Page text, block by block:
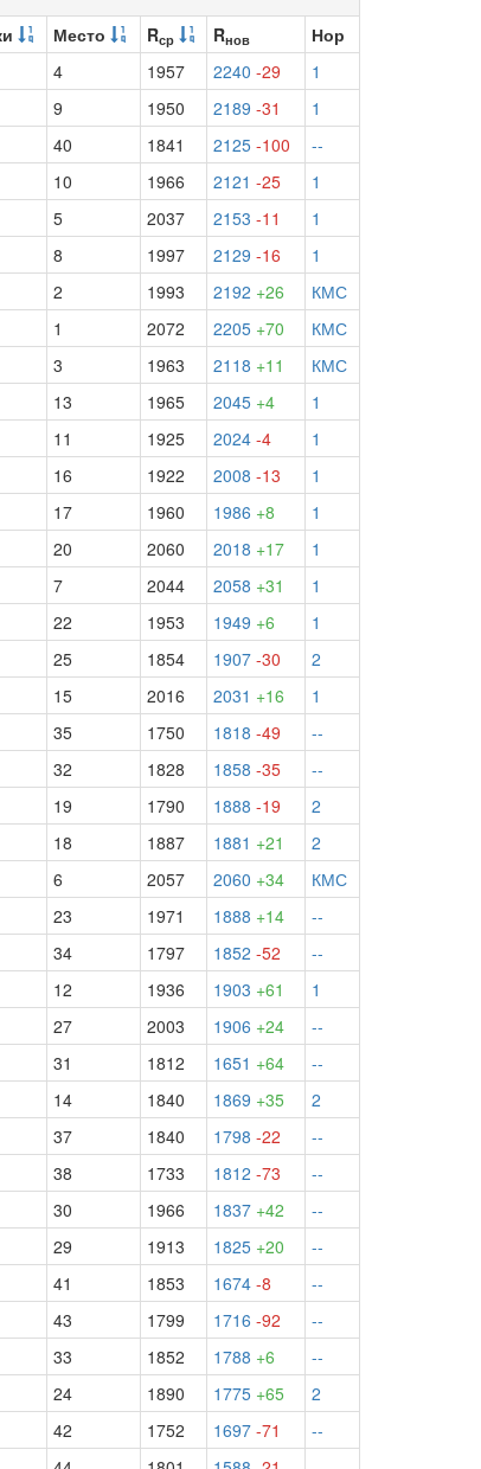
Место Rср Rнов
Нор
4 1957 2240 -29
1
9 1950 2189 -31
1
40 1841 2125 -100
--
10 1966 2121 -25
1
5 2037 2153 -11
1
8 1997 2129 -16
1
2 1993 2192 +26
КМС
1 2072 2205 +70
КМС
3 1963 2118 +11
КМС
13 1965 2045 +4
1
11 1925 2024 -4
1
16 1922 2008 -13
1
17 1960 1986 +8
1
20 2060 2018 +17
1
7 2044 2058 +31
1
22 1953 1949 +6
1
25 1854 1907 -30
2
15 2016 2031 +16
1
35 1750 1818 -49
--
32 1828 1858 -35
--
19 1790 1888 -19
2
18 1887 1881 +21
2
6 2057 2060 +34
КМС
23 1971 1888 +14
--
34 1797 1852 -52
--
12 1936 1903 +61
1
27 2003 1906 +24
--
31 1812 1651 +64
--
14 1840 1869 +35
2
37 1840 1798 -22
--
38 1733 1812 -73
--
30 1966 1837 +42
--
29 1913 1825 +20
--
41 1853 1674 -8
--
43 1799 1716 -92
--
33 1852 1788 +6
--
24 1890 1775 +65
2
42 1752 1697 -71
--